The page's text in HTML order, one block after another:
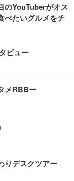
のYouTuberがオス
べたいグルメをチ
ビュー
メRBBー
りデスクツアー